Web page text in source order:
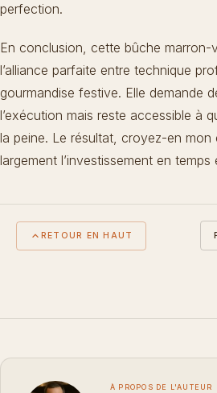
perfection.
En conclusion, cette bûche marron-
l’alliance parfaite entre technique
gourmandise festive. Elle demande
l’exécution mais reste accessible à
la peine. Le résultat, croyez-en mon
largement l’investissement en temps
RETOUR EN HAUT
À PROPOS DE L'AUTEUR